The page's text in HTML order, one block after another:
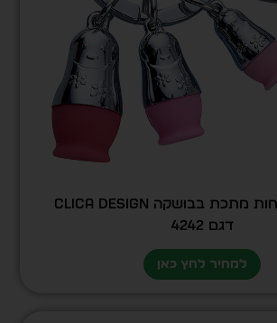
מחזיק מפתחות מתכת בבושקה CLICA DESIGN
דגם 4242
למחיר לחץ כאן